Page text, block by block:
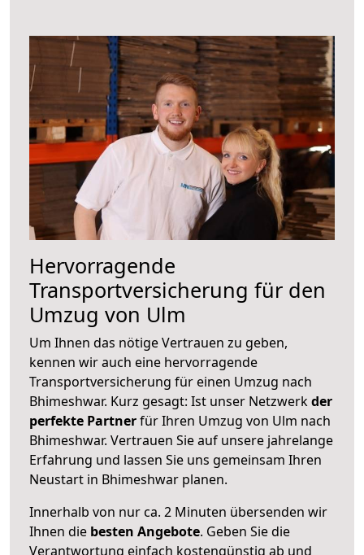
Hervorragende
Transportversicherung für den
Umzug von Ulm
Um Ihnen das nötige Vertrauen zu geben,
kennen wir auch eine hervorragende
Transportversicherung für einen Umzug nach
Bhimeshwar. Kurz gesagt: Ist unser Netzwerkder
perfekte Partnerfür Ihren Umzug von Ulm nach
Bhimeshwar. Vertrauen Sie auf unsere jahrelange
Erfahrung und lassen Sie uns gemeinsam Ihren
Neustart in Bhimeshwar planen.
Innerhalb von nur ca. 2 Minuten übersenden wir
Ihnen die besten Angebote. Geben Sie die
Verantwortung einfach kostengünstig ab und